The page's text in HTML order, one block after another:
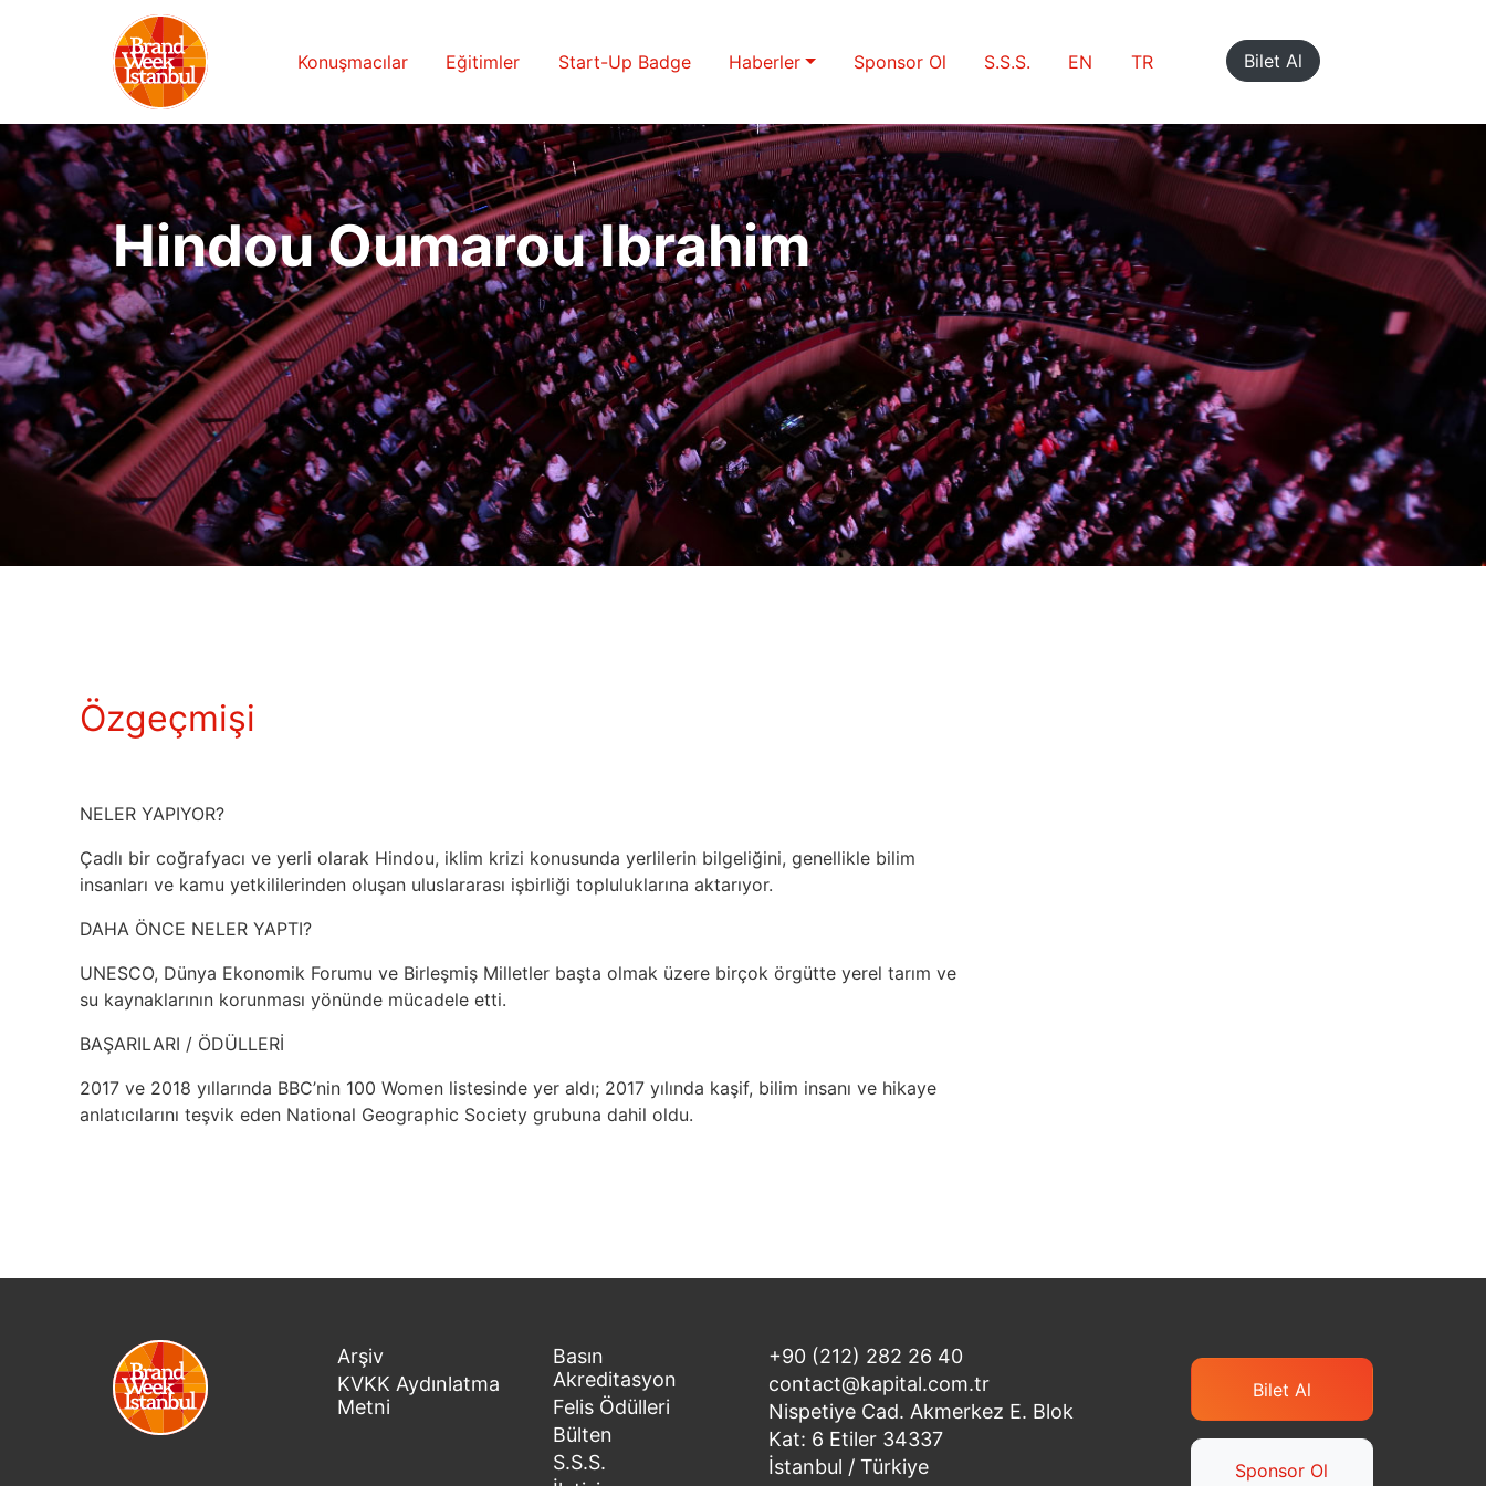
Konuşmacılar Eğitimler Start-Up Badge Haberler Sponsor Ol S.S.S. EN TR Bilet Al
Hindou Oumarou Ibrahim
Özgeçmişi
NELER YAPIYOR?
Çadlı bir coğrafyacı ve yerli olarak Hindou, iklim krizi konusunda yerlilerin bilgeliğini, genellikle bilim
insanları ve kamu yetkililerinden oluşan uluslararası işbirliği topluluklarına aktarıyor.
DAHA ÖNCE NELER YAPTI?
UNESCO, Dünya Ekonomik Forumu ve Birleşmiş Milletler başta olmak üzere birçok örgütte yerel tarım ve
su kaynaklarının korunması yönünde mücadele etti.
BAŞARILARI / ÖDÜLLERİ
2017 ve 2018 yıllarında BBC’nin 100 Women listesinde yer aldı; 2017 yılında kaşif, bilim insanı ve hikaye
anlatıcılarını teşvik eden National Geographic Society grubuna dahil oldu.
Arşiv
KVKK Aydınlatma
Metni
Basın
Akreditasyon
Felis Ödülleri
Bülten
S.S.S.
+90 (212) 282 26 40
contact@kapital.com.tr
Nispetiye Cad. Akmerkez E. Blok
Kat: 6 Etiler 34337
İstanbul / Türkiye
Bilet Al
Sponsor Ol